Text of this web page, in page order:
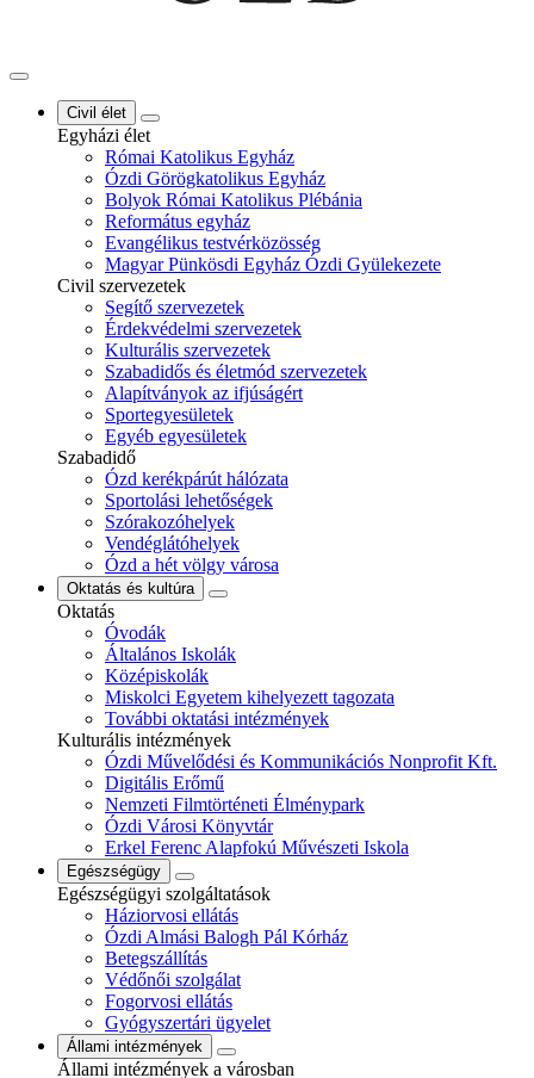
Civil élet
Egyházi élet
Római Katolikus Egyház
Ózdi Görögkatolikus Egyház
Bolyok Római Katolikus Plébánia
Református egyház
Evangélikus testvérközösség
Magyar Pünkösdi Egyház Ózdi Gyülekezete
Civil szervezetek
Segítő szervezetek
Érdekvédelmi szervezetek
Kulturális szervezetek
Szabadidős és életmód szervezetek
Alapítványok az ifjúságért
Sportegyesületek
Egyéb egyesületek
Szabadidő
Ózd kerékpárút hálózata
Sportolási lehetőségek
Szórakozóhelyek
Vendéglátóhelyek
Ózd a hét völgy városa
Oktatás és kultúra
Oktatás
Óvodák
Általános Iskolák
Középiskolák
Miskolci Egyetem kihelyezett tagozata
További oktatási intézmények
Kulturális intézmények
Ózdi Művelődési és Kommunikációs Nonprofit Kft.
Digitális Erőmű
Nemzeti Filmtörténeti Élménypark
Ózdi Városi Könyvtár
Erkel Ferenc Alapfokú Művészeti Iskola
Egészségügy
Egészségügyi szolgáltatások
Háziorvosi ellátás
Ózdi Almási Balogh Pál Kórház
Betegszállítás
Védőnői szolgálat
Fogorvosi ellátás
Gyógyszertári ügyelet
Állami intézmények
Állami intézmények a városban